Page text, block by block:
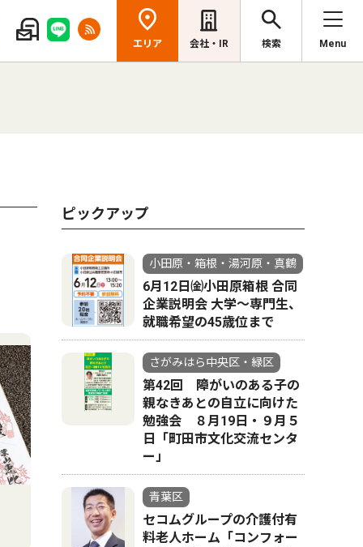
エリア 会社・IR 検索 Menu
ピックアップ
小田原・箱根・湯河原・真鶴
6月12日㈮小田原箱根 合同
企業説明会 大学～専門生、
就職希望の45歳位まで
さがみはら中央区・緑区
第42回 障がいのある子の
親なきあとの自立に向けた
勉強会 ８月19日・９月５
日「町田市文化交流センタ
ー」
青葉区
セコムグループの介護付有
料老人ホーム「コンフォー